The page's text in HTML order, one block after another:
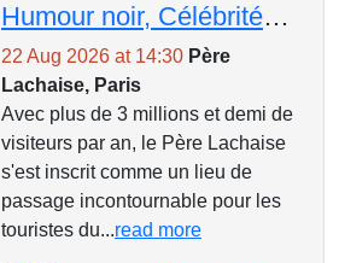
Humour noir, Célébrités et Légendes du Père Lachaise
22 Aug 2026 at 14:30 Père
Lachaise, Paris
Avec plus de 3 millions et demi de
visiteurs par an, le Père Lachaise
s'est inscrit comme un lieu de
passage incontournable pour les
touristes du...read more